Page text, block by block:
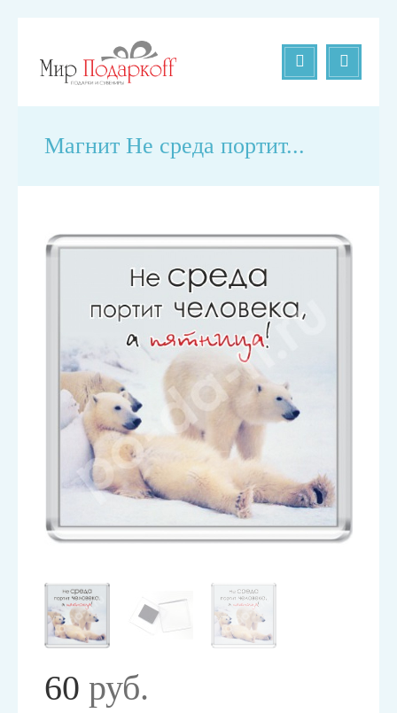
Магнит Не среда портит...
60 руб.